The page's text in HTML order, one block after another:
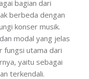
bagian dari
berbeda dengan
konser musik.
modal yang jelas
fungsi utama dari
yaitu sebagai
terkendali.